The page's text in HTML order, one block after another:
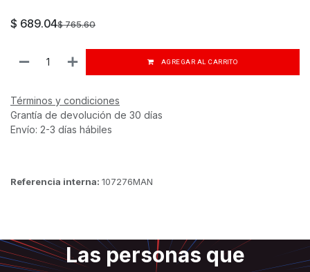
$ 689.04$765.60
AGREGAR AL CARRITO
Términos y condiciones
Grantía de devolución de 30 días
Envío: 2-3 días hábiles
Referencia interna: 107276MAN
Las personas que